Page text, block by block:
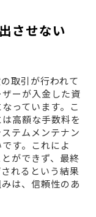
させない
取引が行われて
ーが入金した資
っています。こ
高額な手数料を
テムメンテナン
す。これによ
ができず、最終
れるという結果
は、信頼性のあ